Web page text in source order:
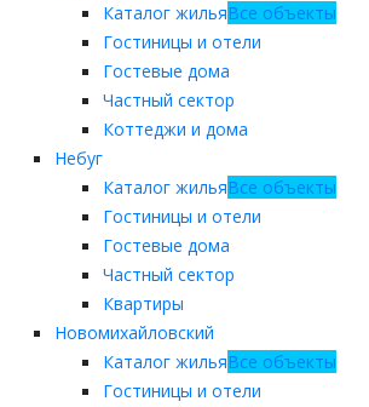
Каталог жильяВсе объекты
Гостиницы и отели
Гостевые дома
Частный сектор
Коттеджи и дома
Небуг
Каталог жильяВсе объекты
Гостиницы и отели
Гостевые дома
Частный сектор
Квартиры
Новомихайловский
Каталог жильяВсе объекты
Гостиницы и отели